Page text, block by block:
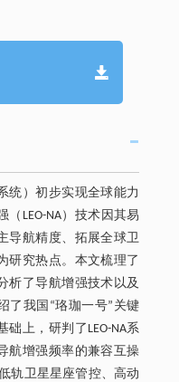
统）初步实现全球能力
LEO-NA）技术因其易
导航精度、拓展全球卫
研究热点。本文梳理了
析了导航增强技术以及
了我国“珞珈一号”关键
上，研判了LEO-NA系
航增强频率的兼容互操
轨卫星星座管控、高动